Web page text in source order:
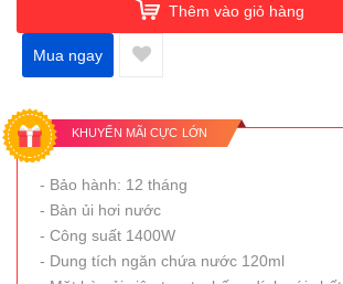
Thêm vào giỏ hàng
Mua ngay
KHUYẾN MÃI CỰC LỚN
- Bảo hành: 12 tháng
- Bàn ủi hơi nước
- Công suất 1400W
- Dung tích ngăn chứa nước 120ml